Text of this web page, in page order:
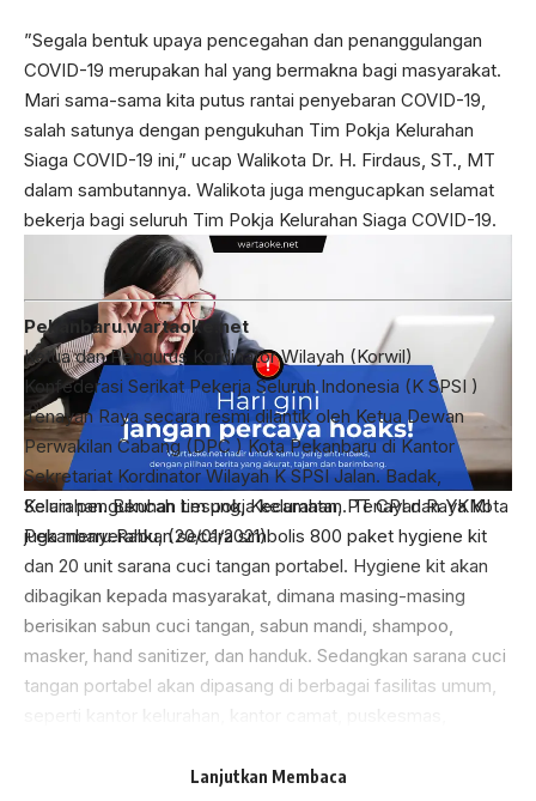
”Segala bentuk upaya pencegahan dan penanggulangan
COVID-19 merupakan hal yang bermakna bagi masyarakat.
Mari sama-sama kita putus rantai penyebaran COVID-19,
salah satunya dengan pengukuhan Tim Pokja Kelurahan
Siaga COVID-19 ini,” ucap Walikota Dr. H. Firdaus, ST., MT
dalam sambutannya. Walikota juga mengucapkan selamat
bekerja bagi seluruh Tim Pokja Kelurahan Siaga COVID-19.
Selain pengukuhan tim pokja kelurahan, PT CPI dan YKMI
juga menyerahkan secara simbolis 800 paket hygiene kit
dan 20 unit sarana cuci tangan portabel. Hygiene kit akan
dibagikan kepada masyarakat, dimana masing-masing
berisikan sabun cuci tangan, sabun mandi, shampoo,
masker, hand sanitizer, dan handuk. Sedangkan sarana cuci
tangan portabel akan dipasang di berbagai fasilitas umum,
Pekanbaru.wartaoke.net
Ketua dan Pengurus Kordinator Wilayah (Korwil)
Konfederasi Serikat Pekerja Seluruh Indonesia (K SPSI )
Tenayan Raya secara resmi dilantik oleh Ketua Dewan
Perwakilan Cabang (DPC ) Kota Pekanbaru di Kantor
Sekretariat Kordinator Wilayah K SPSI Jalan. Badak,
Kelurahan. Bencah Lesung, Kecamatan. Tenayan Raya Kota
Pekanbaru.Rabu, (20/01/2021)
Saputra , disaksikan oleh Kapolsek dan Camat Tenayan Raya. Rabu,
Lanjutkan Membaca